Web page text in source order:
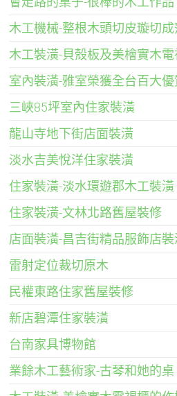
木工機械-整根木頭切皮璇切成
木工裝潢-貝殼板及美檜實木
室內裝潢-雅室榮獲全台百大
三峽85坪室內住家裝潢
龍山寺地下街店面裝潢
淡水吉美悅洋住家裝潢
住家裝潢-淡水環遊郡木工裝潢
住家裝潢-文林北路舊屋裝修
店面裝潢-昌吉街精品服飾店裝
雷射定位裁切原木
民權東路住家舊屋裝修
新店碧潭住家裝潢
台南家具博物館
業餘木工藝術家-古琴和她的桌